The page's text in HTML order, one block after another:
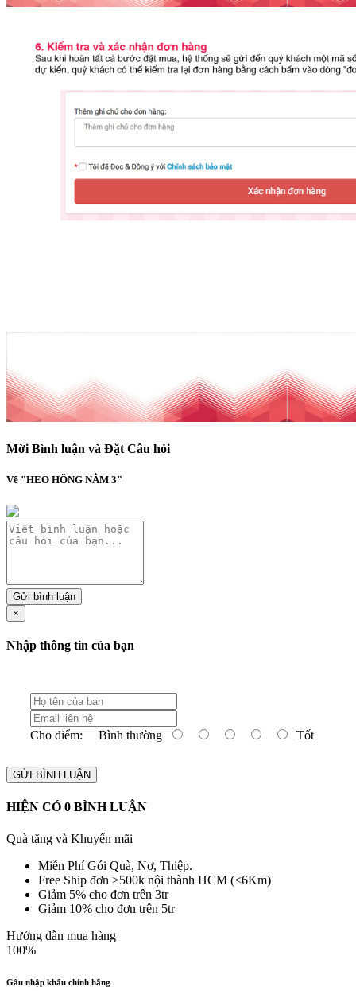
Mời Bình luận và Đặt Câu hỏi
Về "HEO HỒNG NẰM 3"
Gửi bình luận
×
Nhập thông tin của bạn
Cho điểm: Bình thường Tốt
GỬI BÌNH LUẬN
HIỆN CÓ 0 BÌNH LUẬN
Quà tặng và Khuyến mãi
Miễn Phí Gói Quà, Nơ, Thiệp.
Free Ship đơn >500k nội thành HCM (<6Km)
Giảm 5% cho đơn trên 3tr
Giảm 10% cho đơn trên 5tr
Hướng dẫn mua hàng
100%
Gấu nhập khẩu chính hãng